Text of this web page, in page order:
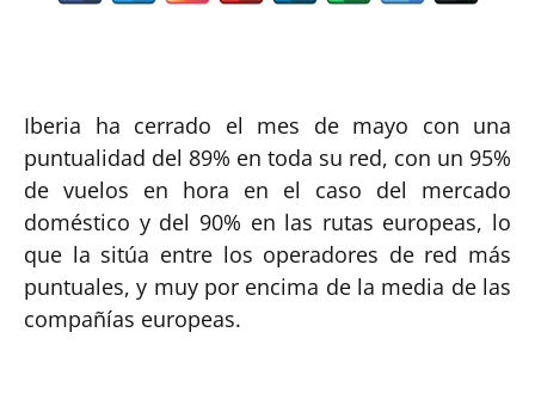
Iberia ha cerrado el mes de mayo con una
puntualidad del 89% en toda su red, con un 95%
de vuelos en hora en el caso del mercado
doméstico y del 90% en las rutas europeas, lo
que la sitúa entre los operadores de red más
puntuales, y muy por encima de la media de las
compañías europeas.